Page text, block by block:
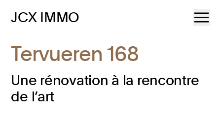
JCX IMMO
Tervueren 168
Une rénovation à la rencontre
de l’art